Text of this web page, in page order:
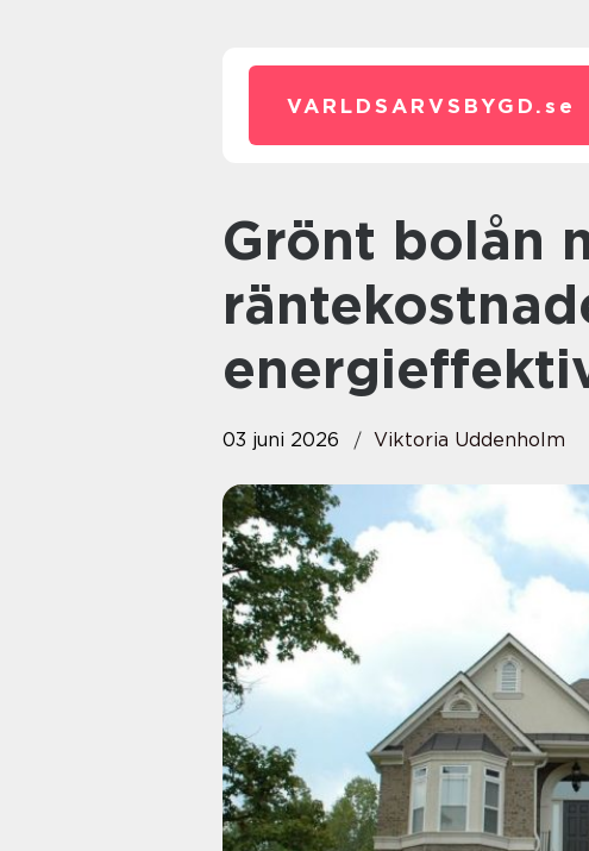
VARLDSARVSBYGD. se
Grönt bolån malmö sänk
03 juni 2026 Viktoria Uddenholm